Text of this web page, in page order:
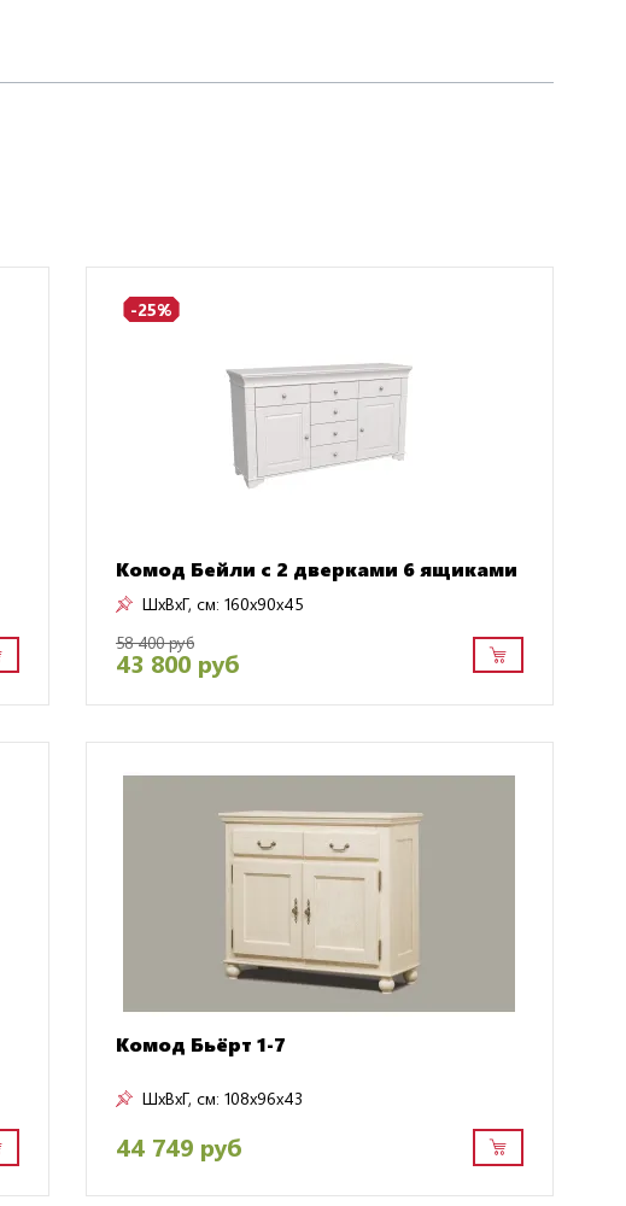
-25%
Комод Бейли с 2 дверками 6 ящиками
ШxВxГ, см: 160x90x45
58 400 руб
43 800 руб
Комод Бьёрт 1-7
ШxВxГ, см: 108x96x43
44 749 руб